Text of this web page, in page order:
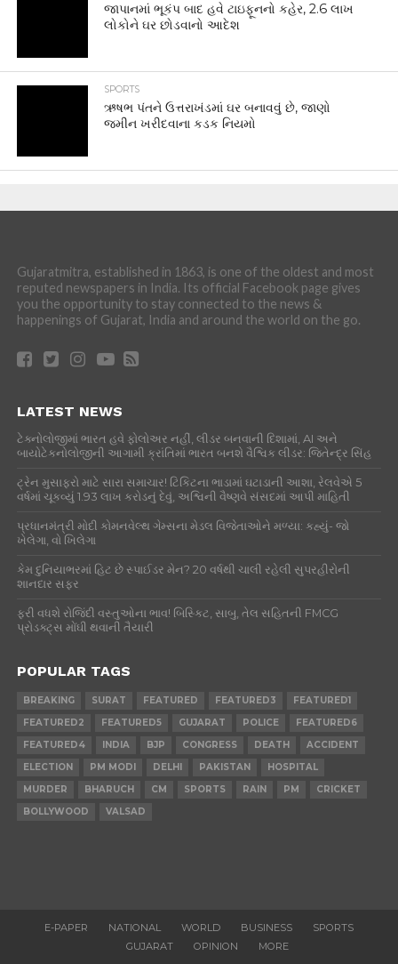
જાપાનમાં ભૂકંપ બાદ હવે ટાઇફૂનનો કહેર, 2.6 લાખ
લોકોને ઘર છોડવાનો આદેશ
SPORTS
ઋષભ પંતને ઉત્તરાખંડમાં ઘર બનાવવું છે, જાણો
જમીન ખરીદવાના કડક નિયમો
Gujaratmitra, established in 1863, is one of the oldest and most
reputed newspapers in India. Its official Facebook page gives
you the opportunity to stay connected to the news &
happenings of Gujarat, India and around the world on the go.
LATEST NEWS
ટેક્નોલોજીમાં ભારત હવે ફોલોઅર નહીં, લીડર બનવાની દિશામાં, AI અને
બાયોટેકનોલોજીની આગામી ક્રાંતિમાં ભારત બનશે વૈશ્વિક લીડર: જિતેન્દ્ર સિંહ
ટ્રેન મુસાફરો માટે સારા સમાચાર! ટિકિટના ભાડામાં ઘટાડાની આશા, રેલવેએ 5
વર્ષમાં ચૂકવ્યું 1.93 લાખ કરોડનું દેવું, અશ્વિની વૈષ્ણવે સંસદમાં આપી માહિતી
પ્રધાનમંત્રી મોદી કોમનવેલ્થ ગેમ્સના મેડલ વિજેતાઓને મળ્યા: કહ્યું- જો
ખેલેગા, વો ખિલેગા
કેમ દુનિયાભરમાં હિટ છે સ્પાઈડર મેન? 20 વર્ષથી ચાલી રહેલી સુપરહીરોની
શાનદાર સફર
ફરી વધશે રોજિંદી વસ્તુઓના ભાવ! બિસ્કિટ, સાબુ, તેલ સહિતની FMCG
પ્રોડક્ટ્સ મોંઘી થવાની તૈયારી
POPULAR TAGS
BREAKING SURAT FEATURED FEATURED3
FEATURED1
FEATURED2
FEATURED5 GUJARAT POLICE
FEATURED6
FEATURED4
INDIA BJP CONGRESS DEATH
ACCIDENT
ELECTION
PM MODI DELHI PAKISTAN
HOSPITAL
MURDER
BHARUCH CM SPORTS RAIN PM
CRICKET
BOLLYWOOD
VALSAD
E-PAPER NATIONAL WORLD BUSINESS
SPORTS
GUJARAT
OPINION MORE